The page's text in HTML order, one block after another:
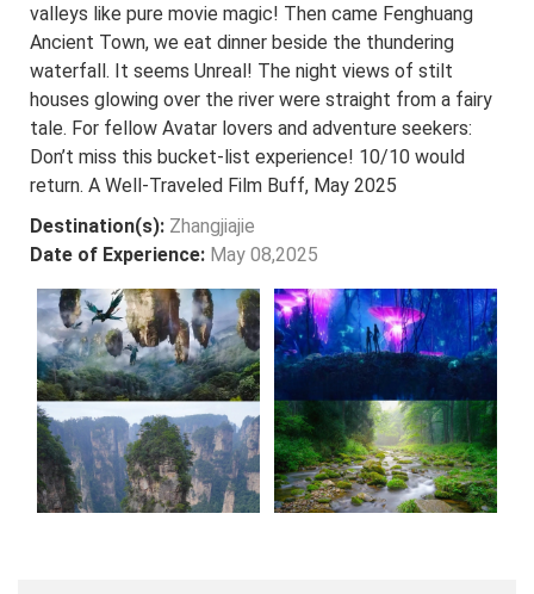
valleys like pure movie magic! Then came Fenghuang
Ancient Town, we eat dinner beside the thundering
waterfall. It seems Unreal! The night views of stilt
houses glowing over the river were straight from a fairy
tale. For fellow Avatar lovers and adventure seekers:
Don’t miss this bucket-list experience! 10/10 would
return. A Well-Traveled Film Buff, May 2025
Destination(s): Zhangjiajie
Date of Experience: May 08,2025